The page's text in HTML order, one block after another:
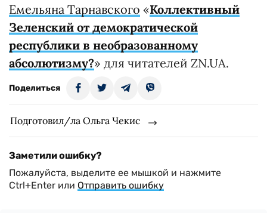
Емельяна Тарнавского «Коллективный
Зеленский от демократической
республики в необразованному
абсолютизму?» для читателей ZN.UA.
Поделиться
Подготовил/ла Ольга Чекис
Заметили ошибку?
Пожалуйста, выделите ее мышкой и нажмите
Ctrl+Enter или Отправить ошибку